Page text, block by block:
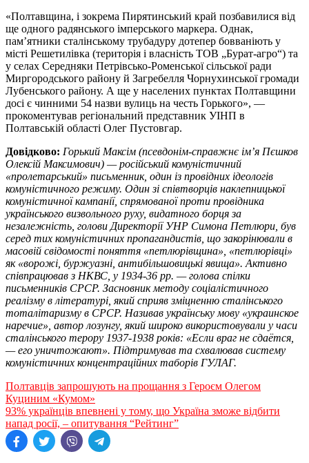
«Полтавщина, і зокрема Пирятинський край позбавилися від
ще одного радянського імперського маркера. Однак,
пам’ятники сталінському трубадуру дотепер бовваніють у
місті Решетилівка (територія і власність ТОВ „Бурат-агро“) та
у селах Середняки Петрівсько-Роменської сільської ради
Миргородського району й Загребелля Чорнухинської громади
Лубенського району. А ще у населених пунктах Полтавщини
досі є чинними 54 назви вулиць на честь Горького», —
прокоментував регіональний представник УІНП в
Полтавській області Олег Пустовгар.
Довідково: Горький Максім (псевдонім-справжнє ім’я Пєшков
Олексій Максимович) — російський комуністичний
«пролетарський» письменник, один із провідних ідеологів
комуністичного режиму. Один зі співтворців наклепницької
комуністичної кампанії, спрямованої проти провідника
українського визвольного руху, видатного борця за
незалежність, голови Директорії УНР Симона Петлюри, був
серед тих комуністичних пропагандистів, що закорінювали в
масовій свідомості поняття «петлюрівщина», «петлюрівці»
як «ворожі, буржуазні, антибільшовицькі явища». Активно
співпрацював з НКВС, у 1934-36 рр. — голова спілки
письменників СРСР. Засновник методу соціалістичного
реалізму в літературі, який сприяв зміцненню сталінського
тоталітаризму в СРСР. Називав українську мову «украинское
наречие», автор лозунгу, який широко використовували у часи
сталінського терору 1937-1938 років: «Если враг не сдаётся,
— его уничтожают». Підтримував та схвалював систему
комуністичних концентраційних таборів ГУЛАГ.
Навігація
записів
Полтавців запрошують на прощання з Героєм Олегом
Куциним «Кумом»
93% українців впевнені у тому, що Україна зможе відбити
напад росії, – опитування “Рейтинг”